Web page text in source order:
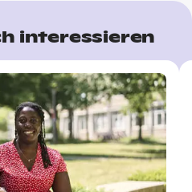
interessieren